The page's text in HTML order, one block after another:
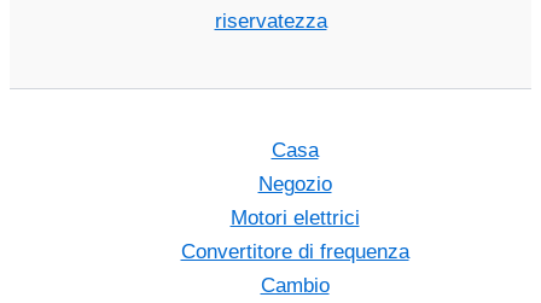
riservatezza
Casa
Negozio
Motori elettrici
Convertitore di frequenza
Cambio